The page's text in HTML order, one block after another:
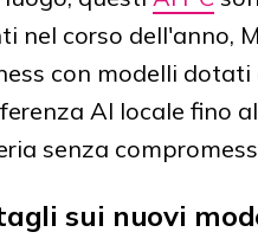
nel corso dell'anno,
con modelli
AI locale fino
senza
sui nuovi